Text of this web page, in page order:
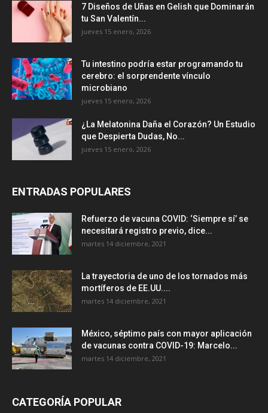
7 Diseños de Uñas en Gelish que Dominarán
tu San Valentín...
jueves 15 enero, 2026
Tu intestino podría estar programando tu
cerebro: el sorprendente vínculo
microbiano
jueves 15 enero, 2026
¿La Melatonina Daña el Corazón? Un Estudio
que Despierta Dudas, No...
jueves 15 enero, 2026
ENTRADAS POPULARES
Refuerzo de vacuna COVID: ‘Siempre sí’ se
necesitará registro previo, dice...
martes 14 diciembre, 2021
La trayectoria de uno de los tornados más
mortíferos de EE.UU....
martes 14 diciembre, 2021
México, séptimo país con mayor aplicación
de vacunas contra COVID-19: Marcelo...
martes 14 diciembre, 2021
CATEGORÍA POPULAR